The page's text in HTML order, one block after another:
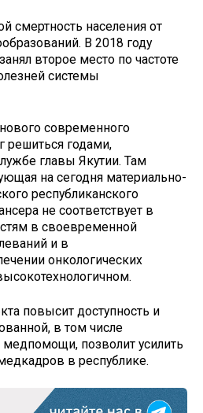
смертность населения от
В 2018 году
второе место по частоте
системы
современного
решиться годами,
главы Якутии. Там
на сегодня материально-
республиканского
не соответствует в
в своевременной
и в
онкологических
повысит доступность и
в том числе
медпомощи, позволит усилить
в республике.